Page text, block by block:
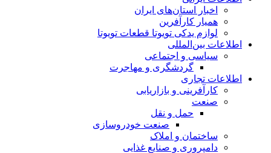
اخبار استان‌های ایران
همیار کارآفرین
لوازم یدکی تویوتا قطعات تویوتا
اطلاعات بین‌المللی
سیاسی و اجتماعی
گردشگری و مهاجرت
اطلاعات تجاری
کارآفرینی و بازاریابی
صنعت
حمل و نقل
صنعت خودروسازی
ساختمان و املاک
دامپروری و صنایع غذایی